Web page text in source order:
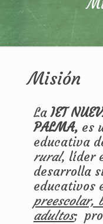
Misión
LaIET
PALMA, es
educativa
rural, líder
desarrolla
educativos
preescolar,
adultos;